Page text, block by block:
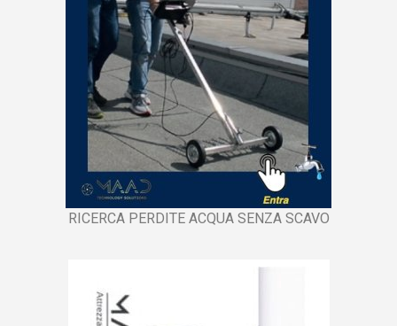
RICERCA PERDITE ACQUA SENZA SCAVO